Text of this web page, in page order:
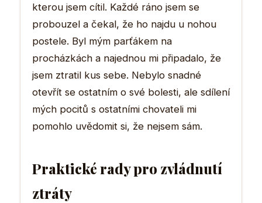
kterou jsem cítil. Každé ráno jsem se
probouzel a čekal, že ho najdu u nohou
postele. Byl mým parťákem na
procházkách a najednou mi připadalo, že
jsem ztratil kus sebe. Nebylo snadné
otevřít se ostatním o své bolesti, ale sdílení
mých pocitů s ostatními chovateli mi
pomohlo uvědomit si, že nejsem sám.
Praktické rady pro zvládnutí
ztráty